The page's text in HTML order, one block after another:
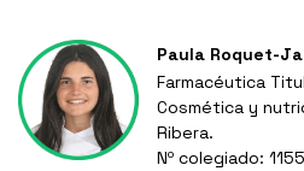
Paula Roquet-
Farmacéutica
Cosmética y
Ribera.
Nº colegiado: